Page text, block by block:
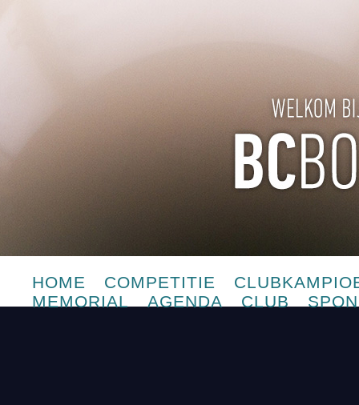
HOME COMPETITIE
MEMORIAL
AGENDA CLUB